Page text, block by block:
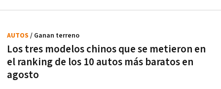
Los tres modelos chinos que se metieron en
el ranking de los 10 autos más baratos en
agosto
AUTOS / Ganan terreno